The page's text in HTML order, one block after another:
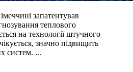
запатентував
теплового
на технології штучного
значно підвищить
систем. ...